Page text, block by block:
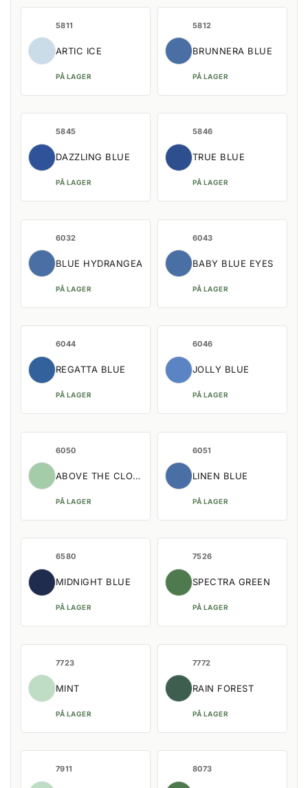
5811
ARTIC ICE
PÅ LAGER
5812
BRUNNERA BLUE
PÅ LAGER
5845
DAZZLING BLUE
PÅ LAGER
5846
TRUE BLUE
PÅ LAGER
6032
BLUE HYDRANGEA
PÅ LAGER
6043
BABY BLUE EYES
PÅ LAGER
6044
REGATTA BLUE
PÅ LAGER
6046
JOLLY BLUE
PÅ LAGER
6050
ABOVE THE CLOUDS
PÅ LAGER
6051
LINEN BLUE
PÅ LAGER
6580
MIDNIGHT BLUE
PÅ LAGER
7526
SPECTRA GREEN
PÅ LAGER
7723
MINT
PÅ LAGER
7772
RAIN FOREST
PÅ LAGER
7911 8073